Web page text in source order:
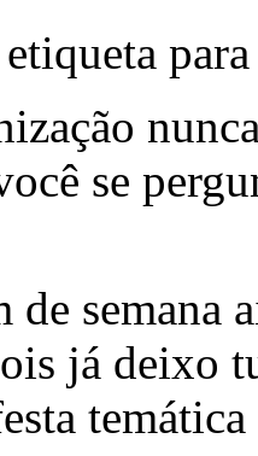
se
de semana
já deixo